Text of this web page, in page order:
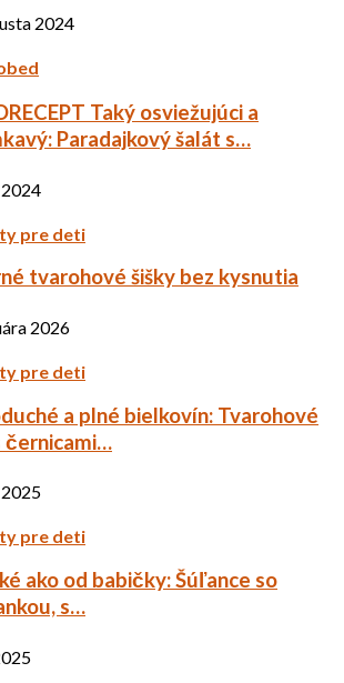
2024
Taký osviežujúci a
Paradajkový šalát s…
pre deti
tvarohové šišky bez kysnutia
2026
pre deti
a plné bielkovín: Tvarohové
černicami…
pre deti
ako od babičky: Šúľance so
s…